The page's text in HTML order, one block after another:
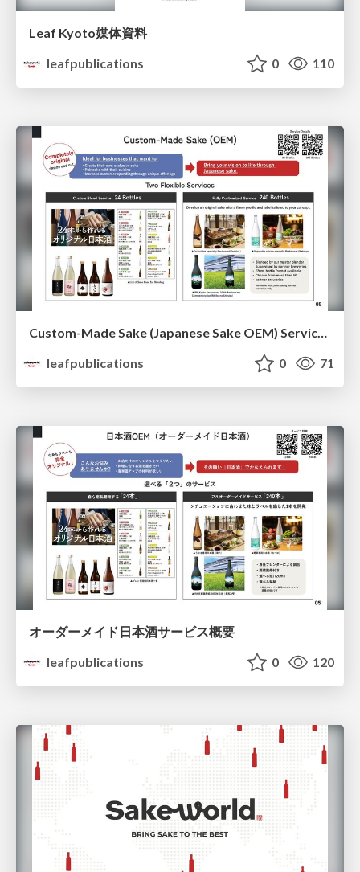
Leaf Kyoto媒体資料
leafpublications
0 110
Custom-Made Sake (Japanese Sake OEM) Service Overview
leafpublications
0 71
オーダーメイド日本酒サービス概要
leafpublications
0 120